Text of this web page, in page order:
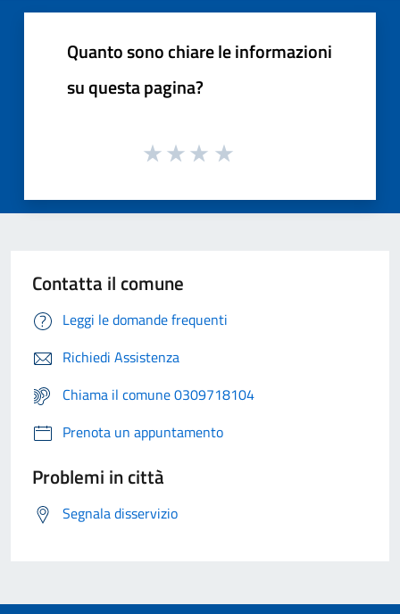
Quanto sono chiare le informazioni
su questa pagina?
Contatta il comune
Leggi le domande frequenti
Richiedi Assistenza
Chiama il comune 0309718104
Prenota un appuntamento
Problemi in città
Segnala disservizio